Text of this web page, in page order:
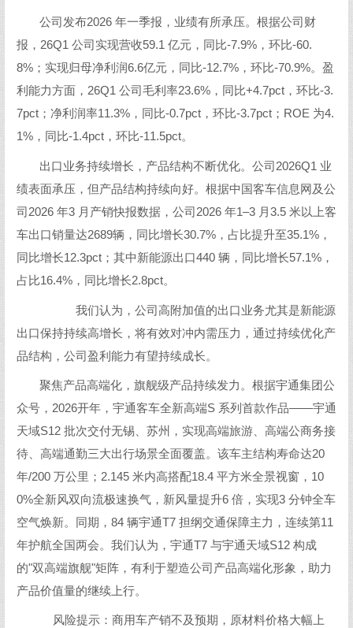
公司发布2026 年一季报，业绩有所承压。根据公司财
报，26Q1 公司实现营收59.1 亿元，同比-7.9%，环比-60.
8%；实现归母净利润6.6亿元，同比-12.7%，环比-70.9%。盈
利能力方面，26Q1 公司毛利率23.6%，同比+4.7pct，环比-3.
7pct；净利润率11.3%，同比-0.7pct，环比-3.7pct；ROE 为4.
1%，同比-1.4pct，环比-11.5pct。
出口业务持续增长，产品结构不断优化。公司2026Q1 业
绩表面承压，但产品结构持续向好。根据中国客车信息网及公
司2026 年3 月产销快报数据，公司2026 年1–3 月3.5 米以上客
车出口销量达2689辆，同比增长30.7%，占比提升至35.1%，
同比增长12.3pct；其中新能源出口440 辆，同比增长57.1%，
占比16.4%，同比增长2.8pct。
我们认为，公司高附加值的出口业务尤其是新能源
出口保持持续高增长，将有效对冲内需压力，通过持续优化产
品结构，公司盈利能力有望持续成长。
聚焦产品高端化，旗舰级产品持续发力。根据宇通集团公
众号，2026开年，宇通客车全新高端S 系列首款作品——宇通
天域S12 批次交付无锡、苏州，实现高端旅游、高端公商务接
待、高端通勤三大出行场景全面覆盖。该车主结构寿命达20
年/200 万公里；2.145 米内高搭配18.4 平方米全景视窗，10
0%全新风双向流极速换气，新风量提升6 倍，实现3 分钟全车
空气焕新。同期，84 辆宇通T7 担纲交通保障主力，连续第11
年护航全国两会。我们认为，宇通T7 与宇通天域S12 构成
的"双高端旗舰"矩阵，有利于塑造公司产品高端化形象，助力
产品价值量的继续上行。
风险提示：商用车产销不及预期，原材料价格大幅上